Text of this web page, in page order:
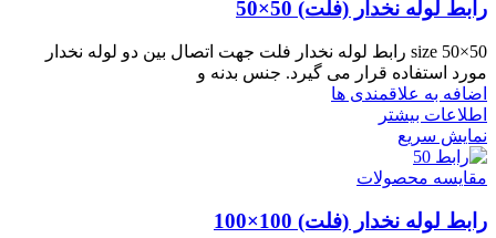
رابط لوله نخدار (فلت) 50×50
size 50×50 رابط لوله نخدار فلت جهت اتصال بین دو لوله نخدار
مورد استفاده قرار می گیرد. جنس بدنه و
اضافه به علاقمندی ها
اطلاعات بیشتر
نمایش سریع
مقایسه محصولات
رابط لوله نخدار (فلت) 100×100